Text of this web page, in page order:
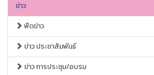
ข่าว
ฟีดข่าว
ข่าว ประชาสัมพันธ์
ข่าว การประชุม/อบรม